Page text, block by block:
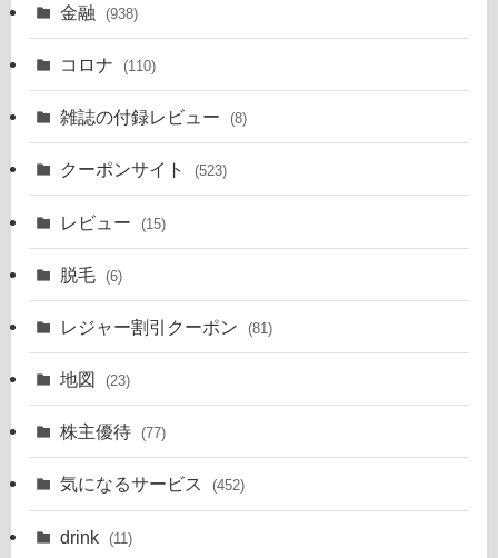
金融 (938)
コロナ (110)
雑誌の付録レビュー (8)
クーポンサイト (523)
レビュー (15)
脱毛 (6)
レジャー割引クーポン (81)
地図 (23)
株主優待 (77)
気になるサービス (452)
drink (11)